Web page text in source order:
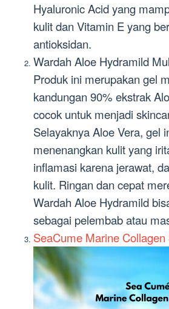
Hyaluronic Acid yang
kulit dan Vitamin E yang
antioksidan.
Wardah Aloe Hydramild
Produk ini merupakan gel
kandungan 90% ekstrak
cocok untuk menjadi
Selayaknya Aloe Vera, gel
menenangkan kulit yang
inflamasi karena jerawat,
kulit. Ringan dan cepat
Wardah Aloe Hydramild
sebagai pelembab atau
SeaCume Marine Collagen